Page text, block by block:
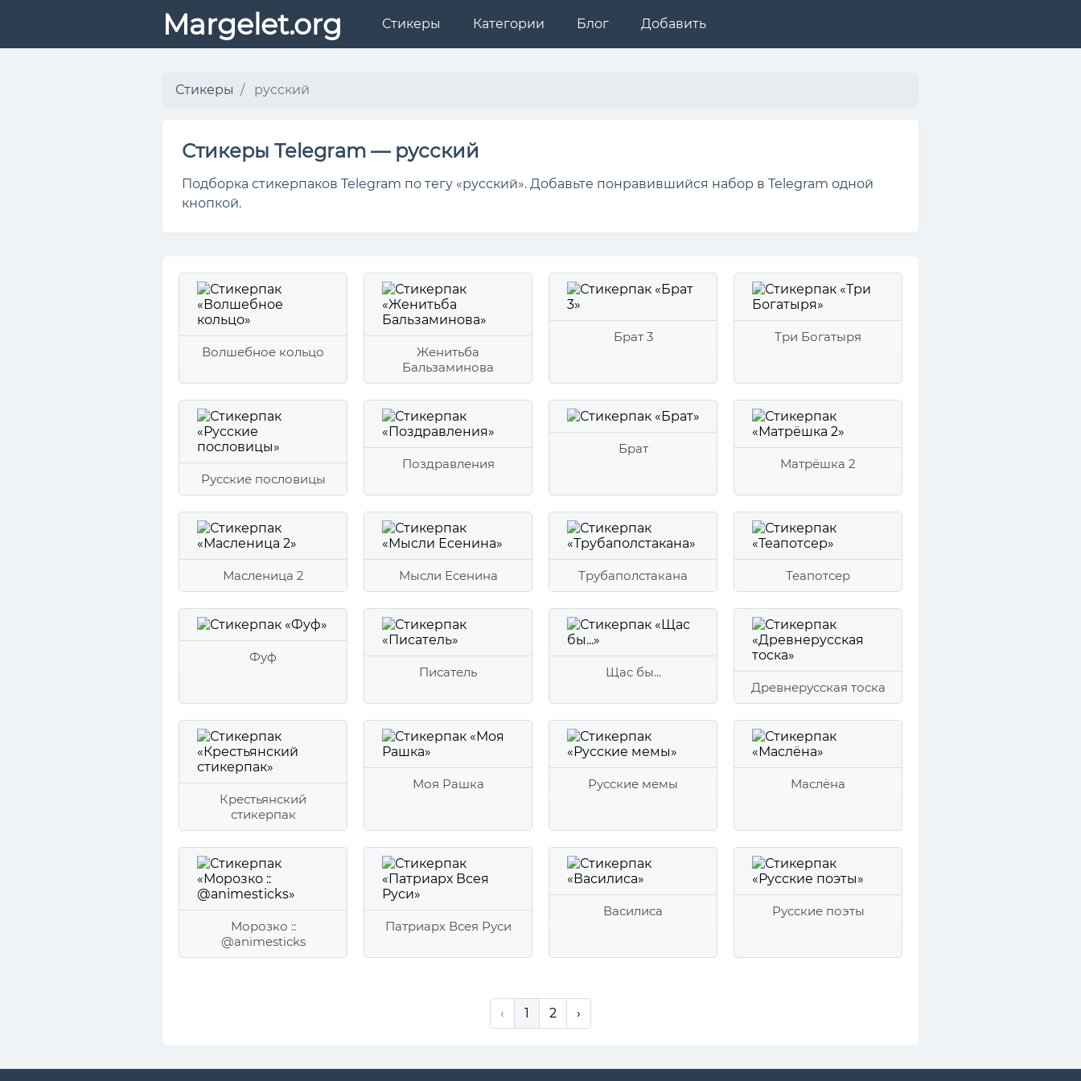
Margelet.org Стикеры Категории Блог Добавить
Стикеры русский
Стикеры Telegram — русский
Подборка стикерпаков Telegram по тегу «русский». Добавьте понравившийся набор в Telegram одной
кнопкой.
Волшебное кольцо
Женитьба
Бальзаминова
Брат 3 Три Богатыря
Русские пословицы
Поздравления
Брат
Матрёшка 2
Масленица 2 Мысли Есенина Трубаполстакана Теапотсер
Фуф
Писатель
Щас бы...
Древнерусская тоска
Крестьянский
стикерпак
Моя Рашка Русские мемы Маслёна
Морозко ::
@animesticks
Патриарх Всея Руси
Василиса Русские поэты
‹ 1 2 ›